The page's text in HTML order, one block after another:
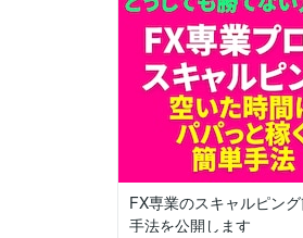
FX専業のスキャルピン
手法を公開します